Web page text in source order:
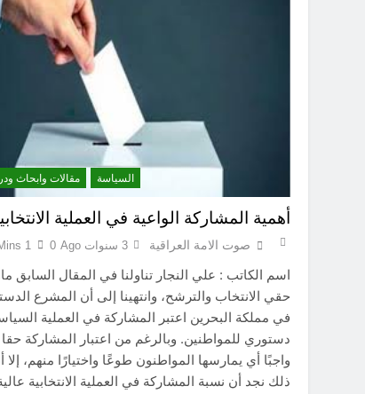
قراءة تحليليّة في
السياسة مقالات وابحاث
أهمية المشاركة الواعية في العملية
صوت الامة العراقية 3 سنوات Ago 0
1 Mins
اسم الكاتب : علي النجار تناولنا في المقال السابق
حقي الانتخاب والترشح، وانتهينا إلى أن المشرع
في مملكة البحرين اعتبر المشاركة في العملية
دستوري للمواطنين. وبالرغم من اعتبار المشاركة
واجبًا أي يمارسها المواطنون طوعًا واختيارًا منهم، إلا
ذلك نجد أن نسبة المشاركة في العملية الانتخابية